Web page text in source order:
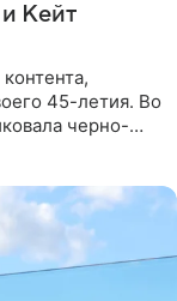
Кейт
45-летия. Во
черно-